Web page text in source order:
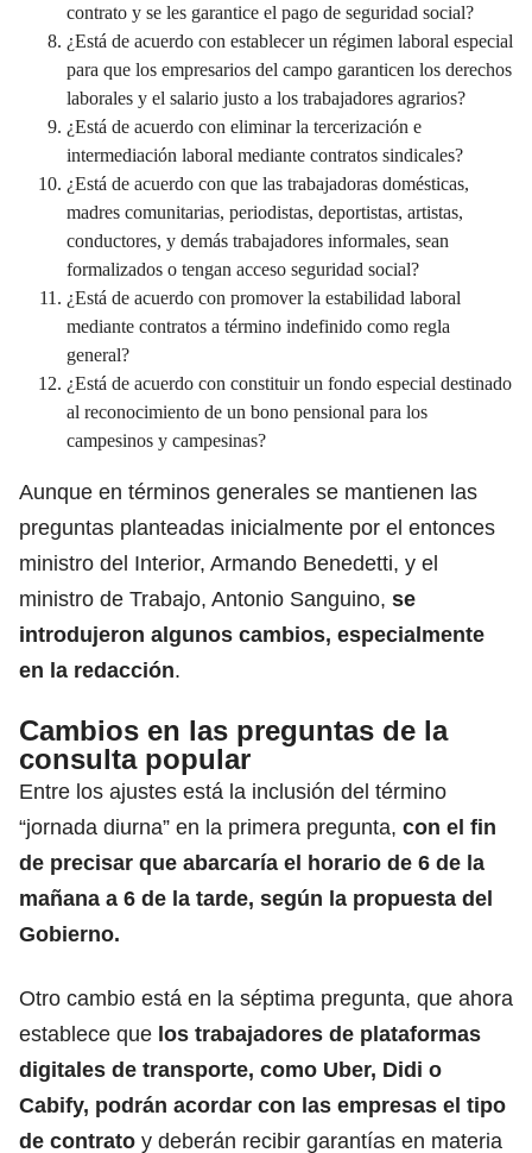
contrato y se les garantice el pago de seguridad social?
¿Está de acuerdo con establecer un régimen laboral especial
para que los empresarios del campo garanticen los derechos
laborales y el salario justo a los trabajadores agrarios?
¿Está de acuerdo con eliminar la tercerización e
intermediación laboral mediante contratos sindicales?
¿Está de acuerdo con que las trabajadoras domésticas,
madres comunitarias, periodistas, deportistas, artistas,
conductores, y demás trabajadores informales, sean
formalizados o tengan acceso seguridad social?
¿Está de acuerdo con promover la estabilidad laboral
mediante contratos a término indefinido como regla
general?
¿Está de acuerdo con constituir un fondo especial destinado
al reconocimiento de un bono pensional para los
campesinos y campesinas?
Aunque en términos generales se mantienen las
preguntas planteadas inicialmente por el entonces
ministro del Interior, Armando Benedetti, y el
ministro de Trabajo, Antonio Sanguino, se
introdujeron algunos cambios, especialmente
en la redacción.
Cambios en las preguntas de la
consulta popular
Entre los ajustes está la inclusión del término
“jornada diurna” en la primera pregunta, con el fin
de precisar que abarcaría el horario de 6 de la
mañana a 6 de la tarde, según la propuesta del
Gobierno.
Otro cambio está en la séptima pregunta, que ahora
establece que los trabajadores de plataformas
digitales de transporte, como Uber, Didi o
Cabify, podrán acordar con las empresas el tipo
de contrato y deberán recibir garantías en materia